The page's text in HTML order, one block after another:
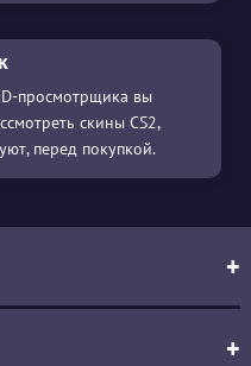
просмотрщика вы
скины CS2,
перед покупкой.
+
+